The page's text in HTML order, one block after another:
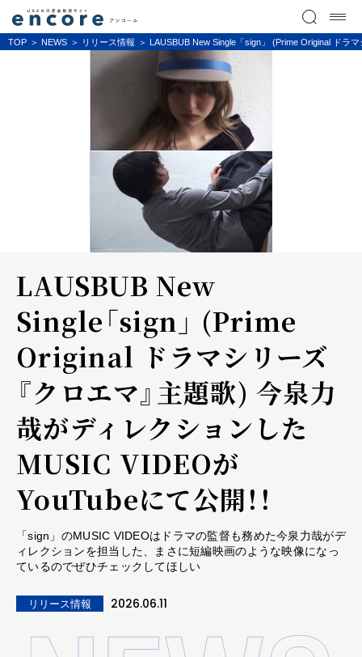
TOP NEWS リリース情報 LAUSBUB New Single「sign」 (Prime Original ドラ
LAUSBUB New
Single「sign」 (Prime
Original ドラマシリーズ
『クロエマ』主題歌) 今泉力
哉がディレクションした
MUSIC VIDEOが
YouTubeにて公開！！
「sign」のMUSIC VIDEOはドラマの監督も務めた今泉力哉がデ
ィレクションを担当した、まさに短編映画のような映像になっ
ているのでぜひチェックしてほしい
リリース情報 2026.06.11